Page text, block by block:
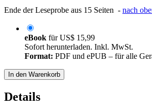
Ende der Leseprobe aus 15 Seiten - nach
eBook fürUS$ 15,99
Sofort herunterladen. Inkl. MwSt.
Format: PDF und ePUB – für alle
In den Warenkorb
Details